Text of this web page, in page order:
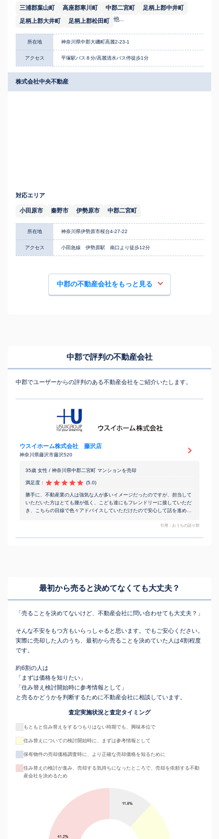
三浦郡葉山町 高座郡寒川町 中郡二宮町
足柄上郡中井町
足柄上郡大井町
足柄上郡松田町 他...
所在地 神奈川県中郡大磯町高麗2-23-1
アクセス 平塚駅バス８分/高麗清水バス停徒歩1分
株式会社中央不動産
対応エリア
小田原市 秦野市 伊勢原市 中郡二宮町
所在地 神奈川県伊勢原市桜台4-27-22
アクセス 小田急線 伊勢原駅 南口より徒歩12分
中郡の不動産会社をもっと見る
中郡で評判の不動産会社
中郡でユーザーからの評判のある不動産会社をご紹介いたします。
ウスイホーム株式会社 藤沢店
神奈川県藤沢市藤沢520
35歳 女性 / 神奈川県中郡二宮町 マンションを売却
満足度： (5.0)
勝手に、不動産業の人は強気な人が多いイメージだったのですが、担当して
いただいた方はとても腰が低く、こども達にもフレンドリーに接していただ
き、こちらの目線で色々アドバイスしていただけたので安心して話を進める
引用：おうちの語り部
最初から売ると決めてなくても大丈夫？
「売ることを決めてないけど、不動産会社に問い合わせても大丈夫？」
そんな不安をもつ方もいらっしゃると思います。でもご安心ください。
実際に売却した人のうち、最初から売ることを決めていた人は4割程度
です。
約6割の人は
「まずは価格を知りたい」
「住み替え検討開始時に参考情報として」
と売るかどうかを判断するために不動産会社に相談しています。
査定実施状況と査定タイミング
もともと住み替えをするつもりはない時期でも、興味本位で
住み替えについての検討開始時に、まずは参考情報として
保有物件の売却価格調査時に、より正確な売却価格を知るために
住み替えの検討が進み、売却する気持ちになったところで、売却を依頼する不動
産会社を決めるため